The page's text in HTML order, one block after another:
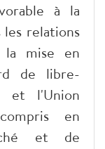
à la
relations
la mise en
de libre-
et l'Union
en
et de